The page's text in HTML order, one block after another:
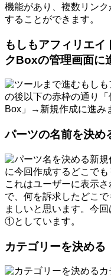
機能があり、複数リン
することができます。
もしもアフィリエイ
クBoxの管理画面に
もし
の後以下の赤枠の通り
Box」→新規作成に進み
パーツの名前を決め
新規
に今回作成するどこでも
これはユーザーに表示
で、何を訴求したどこ
ましいと思います。今
①としています。
カテゴリーを決める